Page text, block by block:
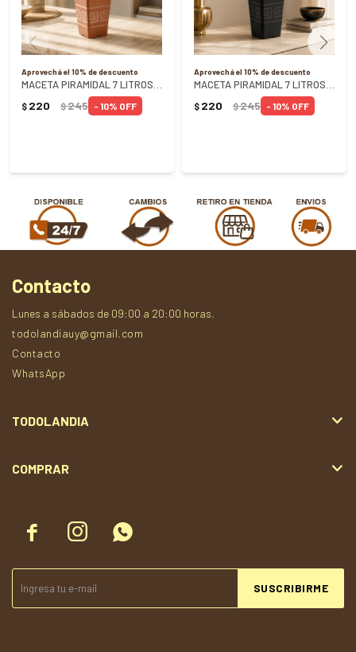
Aprovechá el 10% de descuento
$ 220 $245 10
Aprovechá el 10% de descuento
$ 220 $245 10
  
SUSCRIBIRME
Contacto
Lunes a sábados de 09:00 a 20:00 horas.
todolandiauy@gmail.com
Contacto
WhatsApp
TODOLANDIA
COMPRAR